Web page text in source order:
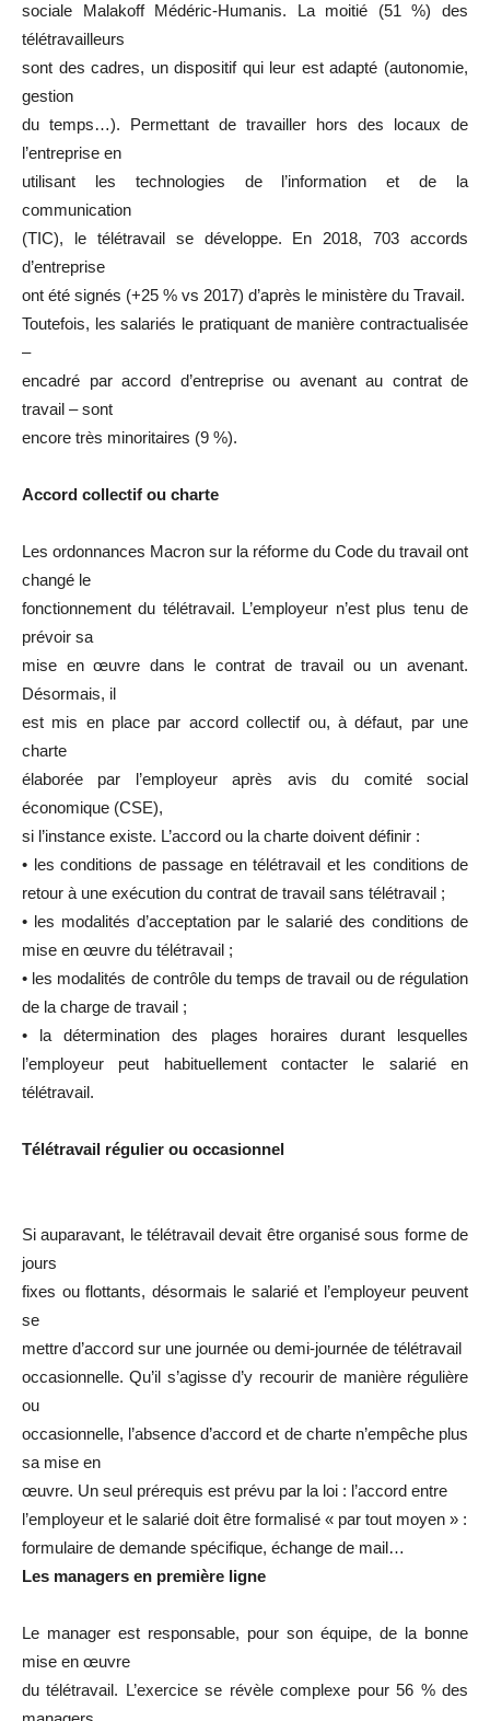
sociale Malakoff Médéric-Humanis. La moitié (51 %) des
télétravailleurs
sont des cadres, un dispositif qui leur est adapté (autonomie,
gestion
du temps…). Permettant de travailler hors des locaux de
l’entreprise en
utilisant les technologies de l’information et de la
communication
(TIC), le télétravail se développe. En 2018, 703 accords
d’entreprise
ont été signés (+25 % vs 2017) d’après le ministère du Travail.
Toutefois, les salariés le pratiquant de manière contractualisée
–
encadré par accord d’entreprise ou avenant au contrat de
travail – sont
encore très minoritaires (9 %).
Accord collectif ou charte
Les ordonnances Macron sur la réforme du Code du travail ont
changé le
fonctionnement du télétravail. L’employeur n’est plus tenu de
prévoir sa
mise en œuvre dans le contrat de travail ou un avenant.
Désormais, il
est mis en place par accord collectif ou, à défaut, par une
charte
élaborée par l’employeur après avis du comité social
économique (CSE),
si l’instance existe. L’accord ou la charte doivent définir :
• les conditions de passage en télétravail et les conditions de
retour à une exécution du contrat de travail sans télétravail ;
• les modalités d’acceptation par le salarié des conditions de
mise en œuvre du télétravail ;
• les modalités de contrôle du temps de travail ou de régulation
de la charge de travail ;
• la détermination des plages horaires durant lesquelles
l’employeur peut habituellement contacter le salarié en
télétravail.
Télétravail régulier ou occasionnel
Si auparavant, le télétravail devait être organisé sous forme de
jours
fixes ou flottants, désormais le salarié et l’employeur peuvent
se
mettre d’accord sur une journée ou demi-journée de télétravail
occasionnelle. Qu’il s’agisse d’y recourir de manière régulière
ou
occasionnelle, l’absence d’accord et de charte n’empêche plus
sa mise en
œuvre. Un seul prérequis est prévu par la loi : l’accord entre
l’employeur et le salarié doit être formalisé « par tout moyen » :
formulaire de demande spécifique, échange de mail…
Les managers en première ligne
Le manager est responsable, pour son équipe, de la bonne
mise en œuvre
du télétravail. L’exercice se révèle complexe pour 56 % des